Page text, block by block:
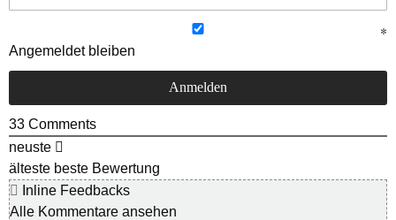
Angemeldet bleiben
33 Comments
neuste
älteste beste Bewertung
Inline Feedbacks
Alle Kommentare ansehen